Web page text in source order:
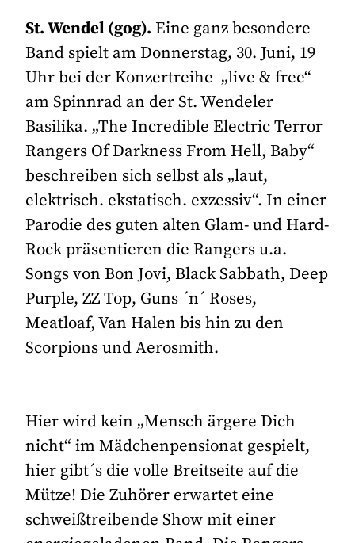
St. Wendel (gog). Eine ganz besondere
Band spielt am Donnerstag, 30. Juni, 19
Uhr bei der Konzertreihe „live & free“
am Spinnrad an der St. Wendeler
Basilika. „The Incredible Electric Terror
Rangers Of Darkness From Hell, Baby“
beschreiben sich selbst als „laut,
elektrisch. ekstatisch. exzessiv“. In einer
Parodie des guten alten Glam- und Hard-
Rock präsentieren die Rangers u.a.
Songs von Bon Jovi, Black Sabbath, Deep
Purple, ZZ Top, Guns ´n´ Roses,
Meatloaf, Van Halen bis hin zu den
Scorpions und Aerosmith.
Hier wird kein „Mensch ärgere Dich
nicht“ im Mädchenpensionat gespielt,
hier gibt´s die volle Breitseite auf die
Mütze! Die Zuhörer erwartet eine
schweißtreibende Show mit einer